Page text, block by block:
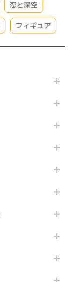
恋と深空
フィギュア